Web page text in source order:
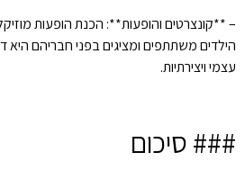
– **קונצרטים והופעות**: הכנת הופעות
הילדים משתתפים ומציגים בפני חבריהם היא
עצמי ויצירתיות.
### סיכום